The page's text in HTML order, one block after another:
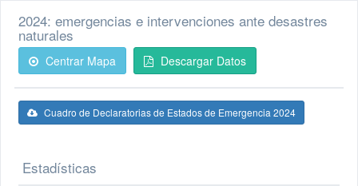
2024: emergencias e intervenciones ante desastres
naturales
Centrar Mapa Descargar Datos
Cuadro de Declaratorias de Estados de Emergencia 2024
Estadísticas